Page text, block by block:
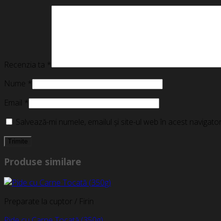
Recenzia ta *
Nume *
Email *
Salvează-mi numele, emailul și site-ul web în acest
Produse similare
Preparate la cuptor / Firin